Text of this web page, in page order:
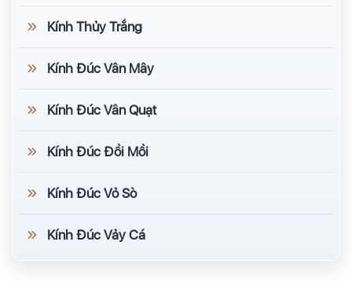
Kính Thủy Trắng
Kính Đúc Vân Mây
Kính Đúc Vân Quạt
Kính Đúc Đồi Mồi
Kính Đúc Vỏ Sò
Kính Đúc Vảy Cá